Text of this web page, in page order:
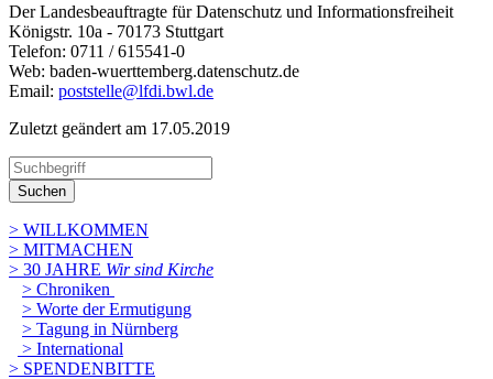
Der Landesbeauftragte für Datenschutz und Informationsfreiheit
Königstr. 10a - 70173 Stuttgart
Telefon: 0711 / 615541-0
Web: baden-wuerttemberg.datenschutz.de
Email: poststelle@lfdi.bwl.de
Zuletzt geändert am 17­.05.2019
Suchen
> WILLKOMMEN
> MITMACHEN
> 30 JAHRE Wir sind Kirche
> Chroniken
> Worte der Ermutigung
> Tagung in Nürnberg
> International
> SPENDENBITTE